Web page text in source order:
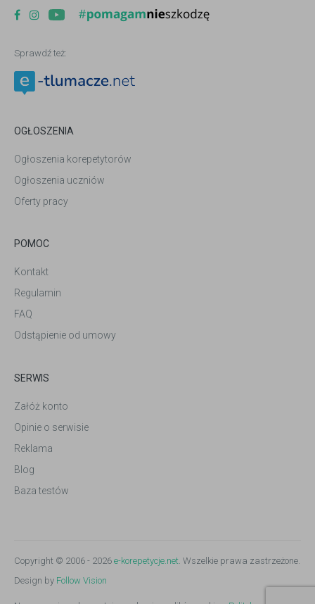
Sprawdź też:
OGŁOSZENIA
Ogłoszenia korepetytorów
Ogłoszenia uczniów
Oferty pracy
POMOC
Kontakt
Regulamin
FAQ
Odstąpienie od umowy
SERWIS
Załóż konto
Opinie o serwisie
Reklama
Blog
Baza testów
Copyright © 2006 - 2026 e-korepetycje.net . Wszelkie prawa zastrzeżone.
Design by Follow Vision